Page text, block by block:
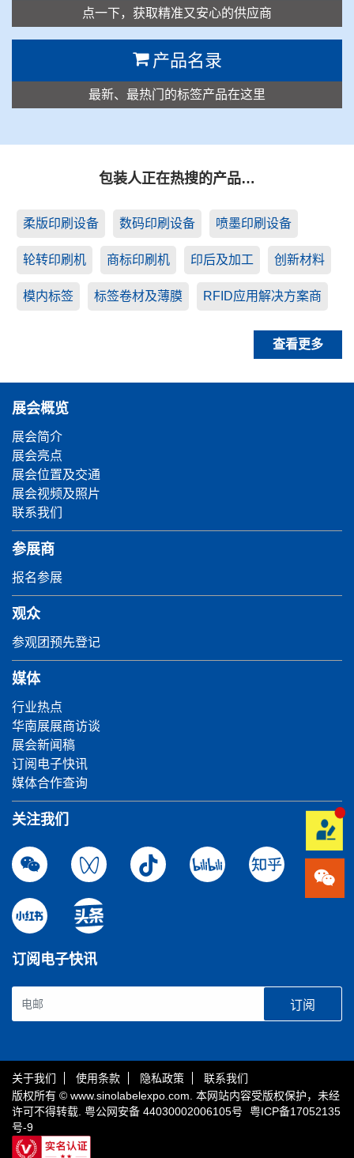
点一下，获取精准又安心的供应商
产品名录
最新、最热门的标签产品在这里
包装人正在热搜的产品…
柔版印刷设备 数码印刷设备 喷墨印刷设备
轮转印刷机 商标印刷机 印后及加工 创新材料
模内标签 标签卷材及薄膜 RFID应用解决方案商
查看更多
展会概览
展会简介
展会亮点
展会位置及交通
展会视频及照片
联系我们
参展商
报名参展
观众
参观团预先登记
媒体
行业热点
华南展展商访谈
展会新闻稿
订阅电子快讯
媒体合作查询
关注我们
订阅电子快讯
订阅
关于我们 使用条款 隐私政策
联系我们
版权所有 © www.sinolabelexpo.com. 本网站内容受版权保护，未经
许可不得转载. 粤公网安备 44030002006105号
粤ICP备17052135
号-9